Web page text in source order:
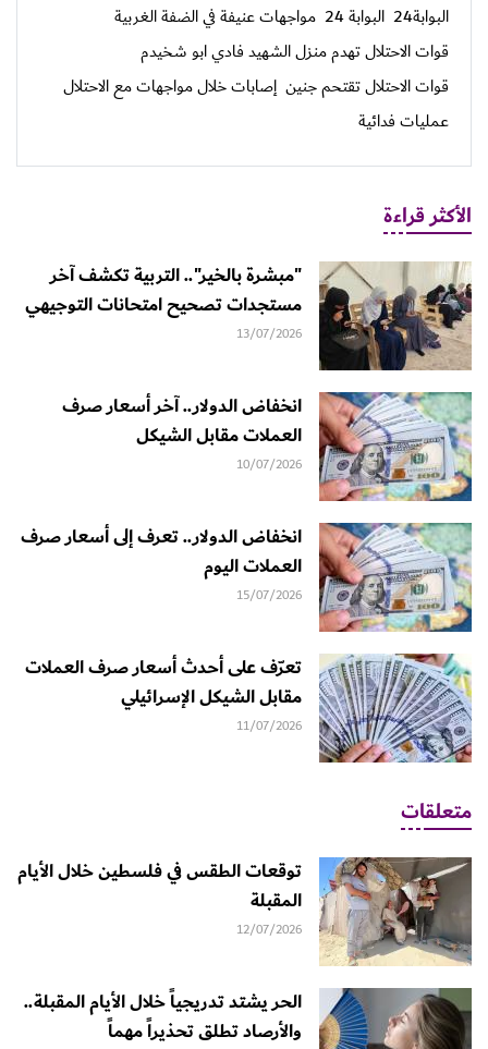
البوابة24 البوابة 24
مواجهات عنيفة في الضفة الغربية
قوات الاحتلال تهدم منزل الشهيد فادي ابو شخيدم
قوات الاحتلال تقتحم جنين إصابات خلال مواجهات مع الاحتلال
عمليات فدائية
الأكثر قراءة
"مبشرة بالخير".. التربية تكشف آخر
مستجدات تصحيح امتحانات التوجيهي
13/07/2026
انخفاض الدولار.. آخر أسعار صرف
العملات مقابل الشيكل
10/07/2026
انخفاض الدولار.. تعرف إلى أسعار صرف
العملات اليوم
15/07/2026
تعرّف على أحدث أسعار صرف العملات
مقابل الشيكل الإسرائيلي
11/07/2026
متعلقات
توقعات الطقس في فلسطين خلال الأيام
المقبلة
12/07/2026
الحر يشتد تدريجياً خلال الأيام المقبلة..
والأرصاد تطلق تحذيراً مهماً